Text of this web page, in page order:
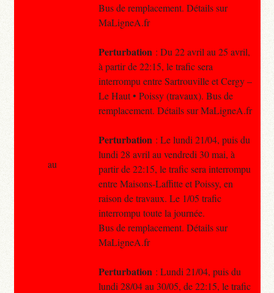
Bus de remplacement. Détails sur
MaLigneA.fr
Perturbation : Du 22 avril au 25 avril,
à partir de 22:15, le trafic sera
interrompu entre Sartrouville et Cergy –
Le Haut • Poissy (travaux). Bus de
remplacement. Détails sur MaLigneA.fr
Perturbation : Le lundi 21/04, puis du
lundi 28 avril au vendredi 30 mai, à
partir de 22:15, le trafic sera interrompu
entre Maisons-Laffitte et Poissy, en
raison de travaux. Le 1/05 trafic
interrompu toute la journée.
Bus de remplacement. Détails sur
MaLigneA.fr
Perturbation : Lundi 21/04, puis du
lundi 28/04 au 30/05, de 22:15, le trafic
au